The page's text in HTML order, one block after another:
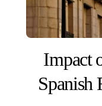
Impact
Spanish